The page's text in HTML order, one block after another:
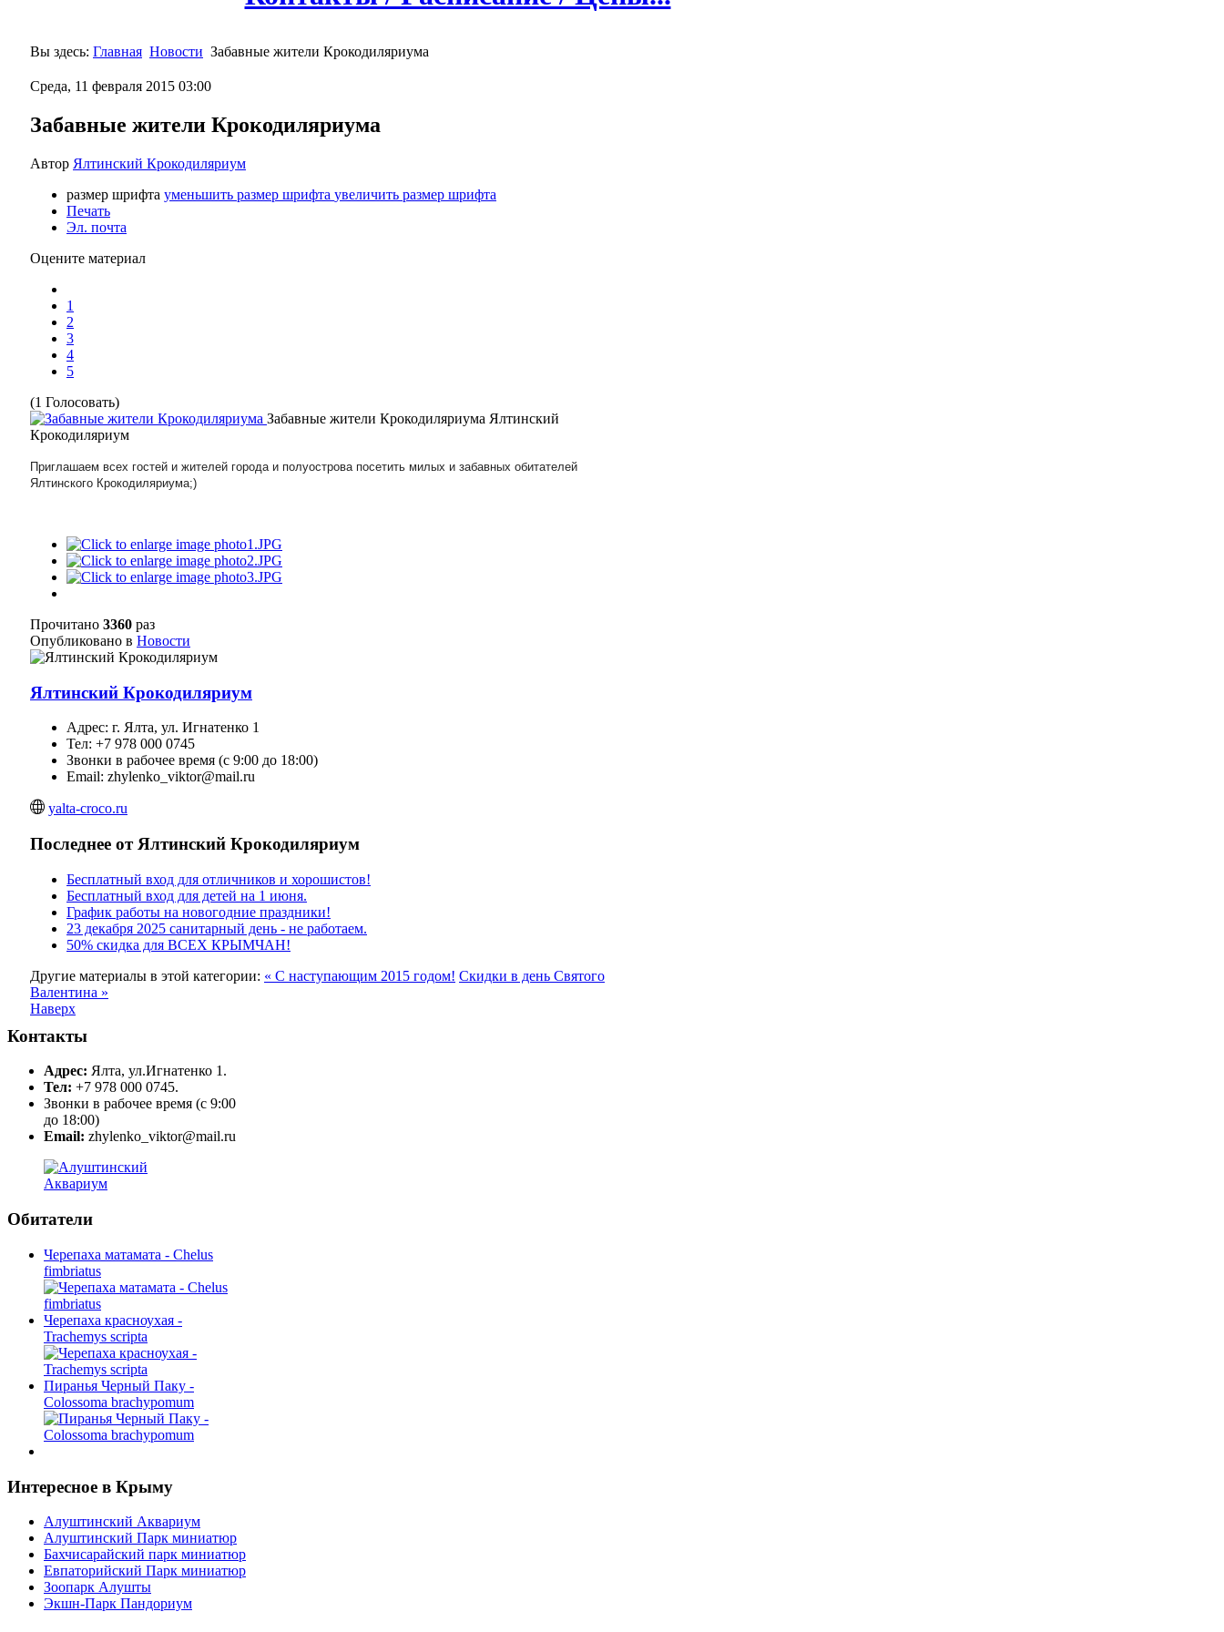
Вы здесь: Главная Новости Забавные жители Крокодиляриума
Среда, 11 февраля 2015 03:00
Забавные жители Крокодиляриума
Автор Ялтинский Крокодиляриум
размер шрифта уменьшить размер шрифта увеличить размер шрифта
Печать
Эл. почта
Оцените материал
1
2
3
4
5
(1 Голосовать)
Забавные жители Крокодиляриума Ялтинский
Крокодиляриум
Приглашаем всех гостей и жителей города и полуострова посетить милых и забавных обитателей
Ялтинского Крокодиляриума;)
Прочитано 3360 раз
Опубликовано в Новости
Ялтинский Крокодиляриум
Адрес: г. Ялта, ул. Игнатенко 1
Тел: +7 978 000 0745
Звонки в рабочее время (с 9:00 до 18:00)
Email: zhylenko_viktor@mail.ru
yalta-croco.ru
Последнее от Ялтинский Крокодиляриум
Бесплатный вход для отличников и хорошистов!
Бесплатный вход для детей на 1 июня.
График работы на новогодние праздники!
23 декабря 2025 санитарный день - не работаем.
50% скидка для ВСЕХ КРЫМЧАН!
Другие материалы в этой категории: « С наступающим 2015 годом! Скидки в день Святого
Валентина »
Наверх
Контакты
Адрес: Ялта, ул.Игнатенко 1.
Тел: +7 978 000 0745.
Звонки в рабочее время (с 9:00
до 18:00)
Email: zhylenko_viktor@mail.ru
Обитатели
Черепаха матамата - Chelus
fimbriatus
Черепаха красноухая -
Trachemys scripta
Пиранья Черный Паку -
Colossoma brachypomum
Интересное в Крыму
Алуштинский Аквариум
Алуштинский Парк миниатюр
Бахчисарайский парк миниатюр
Евпаторийский Парк миниатюр
Зоопарк Алушты
Экшн-Парк Пандориум